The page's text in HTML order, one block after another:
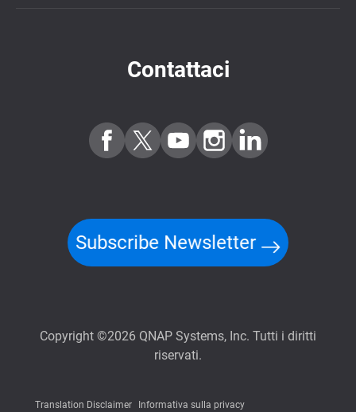
Contattaci
Subscribe Newsletter
Copyright ©2026 QNAP Systems, Inc. Tutti i diritti
riservati.
Translation Disclaimer Informativa sulla privacy